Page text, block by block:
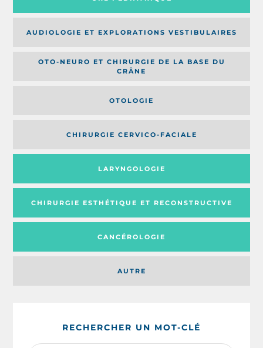
AUDIOLOGIE ET EXPLORATIONS VESTIBULAIRES
OTO-NEURO ET CHIRURGIE DE LA BASE DU
CRÂNE
OTOLOGIE
CHIRURGIE CERVICO-FACIALE
AUTRE
LARYNGOLOGIE
CHIRURGIE ESTHÉTIQUE ET RECONSTRUCTIVE
CANCÉROLOGIE
RECHERCHER UN MOT-CLÉ